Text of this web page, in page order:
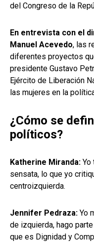
del Congreso de la
En entrevista con el
Manuel Acevedo, las
diferentes proyectos
presidente Gustavo
Ejército de Liberación
las mujeres en la
¿Cómo se
políticos?
Katherine Miranda: Yo
sensata, lo que yo
centroizquierda.
Jennifer Pedraza: Yo
de izquierda, hago
que es Dignidad y